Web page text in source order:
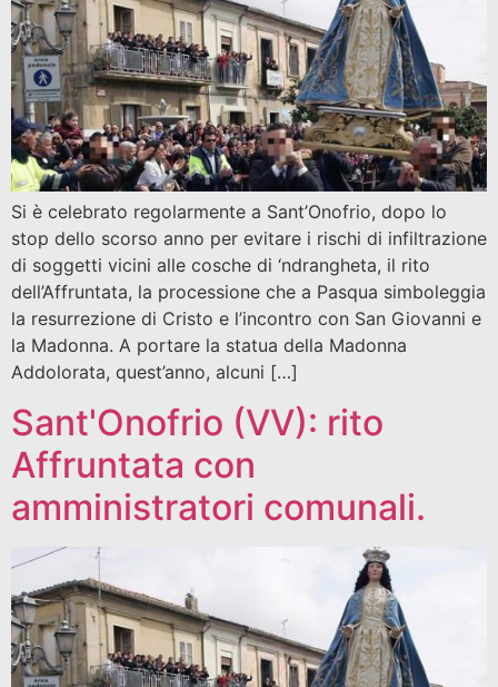
Si è celebrato regolarmente a Sant’Onofrio, dopo lo
stop dello scorso anno per evitare i rischi di infiltrazione
di soggetti vicini alle cosche di ‘ndrangheta, il rito
dell’Affruntata, la processione che a Pasqua simboleggia
la resurrezione di Cristo e l’incontro con San Giovanni e
la Madonna. A portare la statua della Madonna
Addolorata, quest’anno, alcuni […]
Sant'Onofrio (VV): rito
Affruntata con
amministratori comunali.